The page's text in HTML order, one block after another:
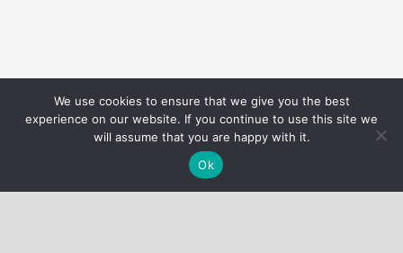
Nous utilisons des cookies pour vous garantir la meilleure
expérience sur notre site web.
Réglages des cookies
J'accepte
We use cookies to ensure that we give you the best
experience on our website. If you continue to use this site we
will assume that you are happy with it.
Ok